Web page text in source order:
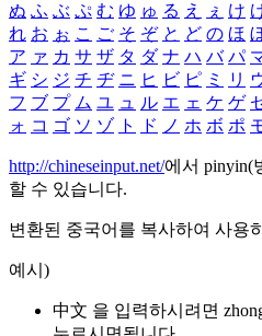
ぬ ふ ぶ ぷ む ゆ ゅ る え ぇ け
れ お ぉ こ ご そ ぞ と ど の ほ
ア ァ カ サ ザ タ ダ ナ ハ バ パ
ギ シ ジ チ ヂ ニ ヒ ビ ピ ミ リ
フ ブ プ ム ユ ュ ル エ ェ ケ ゲ
ォ コ ゴ ソ ゾ ト ド ノ ホ ボ ポ
http://chineseinput.net/에서 pinyin(
할 수 있습니다.
변환된 중국어를 복사하여 사용
예시)
中文 을 입력하시려면